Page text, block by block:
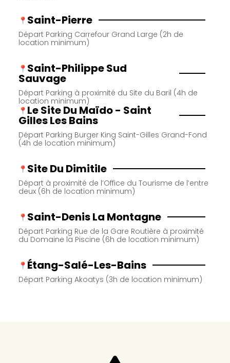
Saint-Pierre
Départ Parking Carrefour Grand Large (2h de
location minimum)
Saint-Philippe Sud
Sauvage
Départ Parking à proximité du Site du Baril (4h de
location minimum)
Le Site Du Maïdo - Saint
Gilles Les Bains
Départ Parking Burger King Saint-Gilles Grand-Fond
(4h de location minimum)
Site Du Dimitile
Départ à proximité de l’Office du Tourisme de l’entre
deux (6h de location minimum)
Saint-Denis La Montagne
Départ Parking Rue de la Gare Routière à proximité
du Domaine la Piscine (6h de location minimum)
Étang-Salé-Les-Bains
Départ Parking Akoatys (3h de location minimum)